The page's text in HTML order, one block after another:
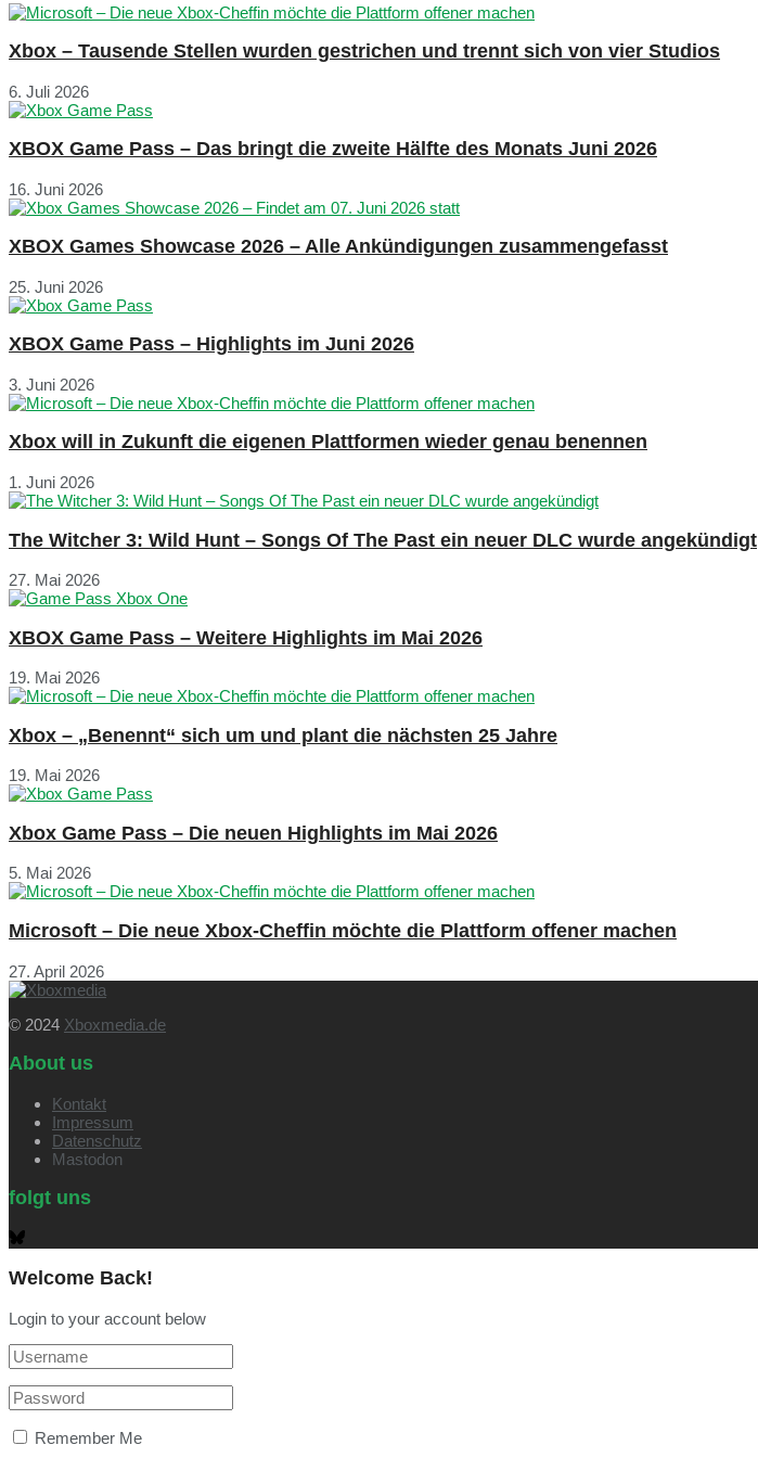
Xbox – Tausende Stellen wurden gestrichen und trennt sich von vier Studios
6. Juli 2026
XBOX Game Pass – Das bringt die zweite Hälfte des Monats Juni 2026
16. Juni 2026
XBOX Games Showcase 2026 – Alle Ankündigungen zusammengefasst
25. Juni 2026
XBOX Game Pass – Highlights im Juni 2026
3. Juni 2026
Xbox will in Zukunft die eigenen Plattformen wieder genau benennen
1. Juni 2026
The Witcher 3: Wild Hunt – Songs Of The Past ein neuer DLC wurde angekündigt
27. Mai 2026
XBOX Game Pass – Weitere Highlights im Mai 2026
19. Mai 2026
Xbox – „Benennt“ sich um und plant die nächsten 25 Jahre
19. Mai 2026
Xbox Game Pass – Die neuen Highlights im Mai 2026
5. Mai 2026
Microsoft – Die neue Xbox-Cheffin möchte die Plattform offener machen
27. April 2026
© 2024 Xboxmedia.de
About us
Kontakt
Impressum
Datenschutz
Mastodon
folgt uns
Welcome Back!
Login to your account below
Remember Me